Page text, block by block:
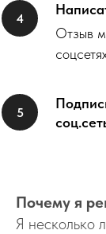
Отзыв
Почему я
Я несколько